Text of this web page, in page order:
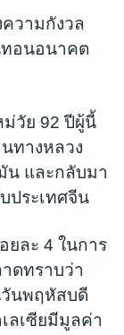
วามกังวล
ทอนอนาคต
ม่วัย 92 ปีผู้นี้
ทางหลวง
น และกลับมา
ประเทศจีน
ยละ 4 ในการ
ดทราบว่า
วันพฤหัสบดี
ลเซียมีมูลค่า